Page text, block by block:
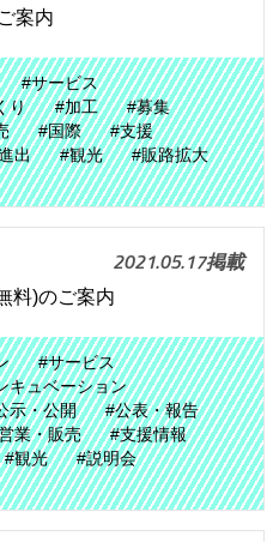
案内
#サービス
り #加工
#募集
#国際
#支援
出 #観光
#販路拡大
2021.05.17掲載
料)のご案内
#サービス
キュベーション
示・公開
#公表・報告
業・販売
#支援情報
#観光
#説明会